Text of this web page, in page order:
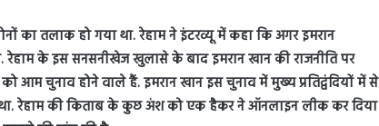
का तलाक हो गया था. रेहाम ने इंटरव्यू में कहा कि अगर इमरान
रेहाम के इस सनसनीखेज खुलासे के बाद इमरान खान की राजनीति पर
आम चुनाव होने वाले हैं. इमरान खान इस चुनाव में मुख्य प्रतिद्वंदियों में से
रेहाम की किताब के कुछ अंश को एक हैकर ने ऑनलाइन लीक कर दिया